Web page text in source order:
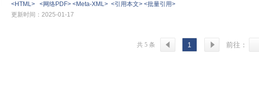
<HTML> <网络PDF> <Meta-XML> <引用本文> <批量引用>
更新时间：2025-01-17
共 5 条 1 前往：